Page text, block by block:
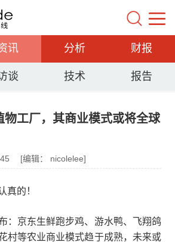
讯 分析 财报
谈 技术 报告
物工厂，其商业模式或将全球
[编辑： nicolelee]
真的！
：京东生鲜跑步鸡、游水鸭、飞翔鸽
村等农业商业模式趋于成熟，未来或